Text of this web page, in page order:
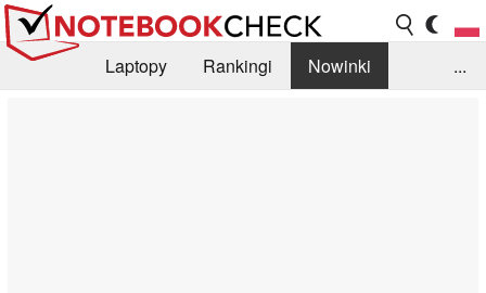
Laptopy Rankingi
Nowinki
...